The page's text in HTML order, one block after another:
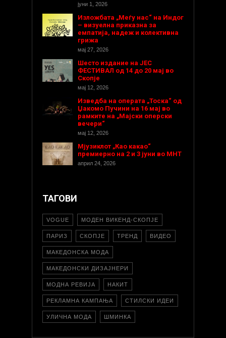
јуни 1, 2026
Изложбата „Меѓу нас“ на Индог
– визуелна приказна за
емпатија, надеж и колективна
грижа
мај 27, 2026
Шесто издание на ЈЕС
ФЕСТИВАЛ од 14 до 20 мај во
Скопје
мај 12, 2026
Изведба на операта „Тоска“ од
Џакомо Пучини на 16 мај во
рамките на „Мајски оперски
вечери“
мај 12, 2026
Мјузиклот „Као какао“
премиерно на 2 и 3 јуни во МНТ
април 24, 2026
ТАГОВИ
VOGUE МОДЕН ВИКЕНД-СКОПЈЕ
ПАРИЗ СКОПЈЕ ТРЕНД ВИДЕО
МАКЕДОНСКА МОДА
МАКЕДОНСКИ ДИЗАЈНЕРИ
МОДНА РЕВИЈА НАКИТ
РЕКЛАМНА КАМПАЊА СТИЛСКИ ИДЕИ
УЛИЧНА МОДА ШМИНКА